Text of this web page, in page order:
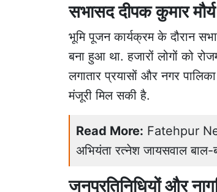
सभासद दीपक कुमार
भूमि पूजन कार्यक्रम के दौरान
बना हुआ था. हजारों लोगों को
लगातार प्रयासों और नगर
मंजूरी मिल सकी है.
Read More: Fatehpur
अभियंता रत्नेश जायसवाल बाल-
जनप्रतिनिधियों और